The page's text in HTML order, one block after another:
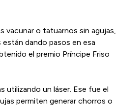
vacunar o tatuarnos sin agujas,
están dando pasos en esa
el premio Príncipe Friso
utilizando un láser. Ese fue el
permiten generar chorros o